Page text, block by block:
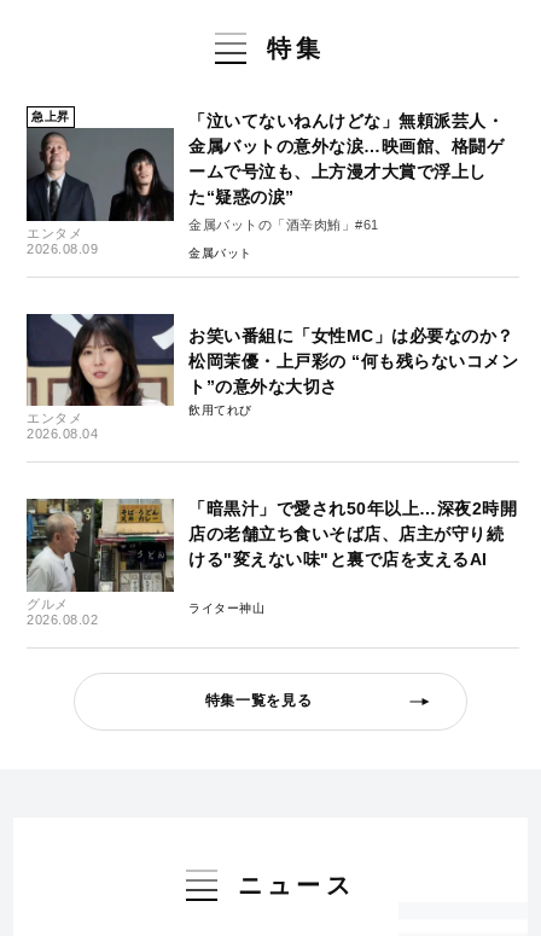
特集
急上昇
エンタメ
2026.08.09
「泣いてないねんけどな」無頼派芸人・
金属バットの意外な涙…映画館、格闘ゲ
ームで号泣も、上方漫才大賞で浮上し
た“疑惑の涙”
金属バットの「酒辛肉鮪」#61
金属バット
エンタメ
2026.08.04
お笑い番組に「女性MC」は必要なのか？
松岡茉優・上戸彩の “何も残らないコメン
ト”の意外な大切さ
飲用てれび
グルメ
2026.08.02
「暗黒汁」で愛され50年以上…深夜2時開
店の老舗立ち食いそば店、店主が守り続
ける"変えない味"と裏で店を支えるAI
ライター神山
特集一覧を見る
ニュース